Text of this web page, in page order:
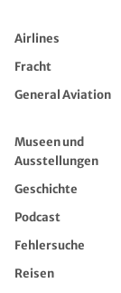
Airlines
Fracht
General Aviation
Museen und
Ausstellungen
Geschichte
Podcast
Fehlersuche
Reisen